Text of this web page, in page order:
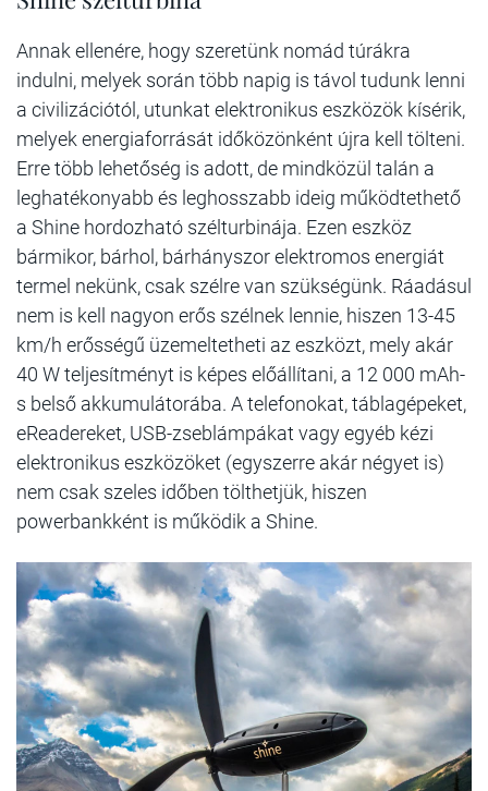
Annak ellenére, hogy szeretünk nomád túrákra
indulni, melyek során több napig is távol tudunk lenni
a civilizációtól, utunkat elektronikus eszközök kísérik,
melyek energiaforrását időközönként újra kell tölteni.
Erre több lehetőség is adott, de mindközül talán a
leghatékonyabb és leghosszabb ideig működtethető
a Shine hordozható szélturbinája. Ezen eszköz
bármikor, bárhol, bárhányszor elektromos energiát
termel nekünk, csak szélre van szükségünk. Ráadásul
nem is kell nagyon erős szélnek lennie, hiszen 13-45
km/h erősségű üzemeltetheti az eszközt, mely akár
40 W teljesítményt is képes előállítani, a 12 000 mAh-
s belső akkumulátorába. A telefonokat, táblagépeket,
eReadereket, USB-zseblámpákat vagy egyéb kézi
elektronikus eszközöket (egyszerre akár négyet is)
nem csak szeles időben tölthetjük, hiszen
powerbankként is működik a Shine.